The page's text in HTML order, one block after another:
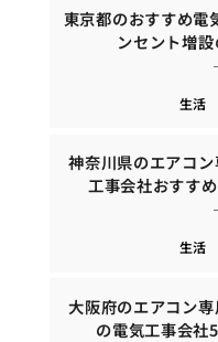
東京都のおすすめ電
ンセント増
生活
神奈川県のエアコ
工事会社おすす
生活
大阪府のエアコン
の電気工事会社